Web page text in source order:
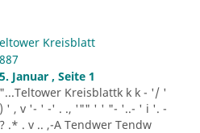
Kreisblatt
Januar , Seite 1
"...Teltower Kreisblattk k k - '/ '
) ' , v '- ' -' . ., '"" ' ' "- '..- ' i '. -
? .* . v .. ,-A Tendwer Tendw